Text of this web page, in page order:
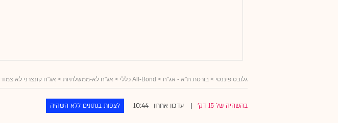
גלובס פיננסי > בורסת ת"א - אג"ח > All-Bond כללי > אג"ח לא-ממשלתיות > אג"ח קונצרני לא צמוד
בהשהיה של 15 דק' עדכון אחרון 10:44 לצפות בנתונים ללא השהיה